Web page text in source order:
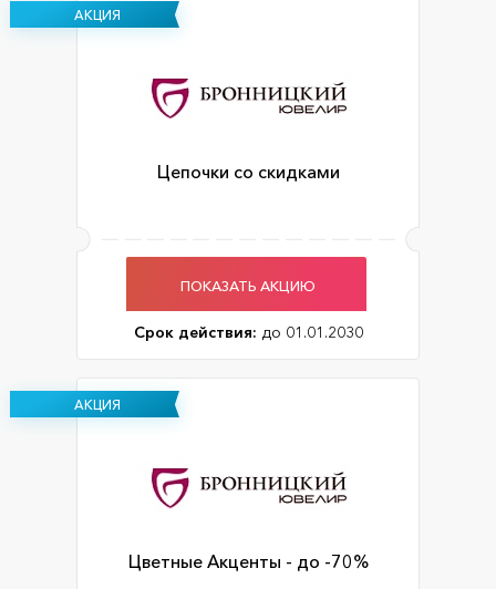
АКЦИЯ
Цепочки со скидками
ПОКАЗАТЬ АКЦИЮ
Срок действия: до 01.01.2030
АКЦИЯ
Цветные Акценты - до -70%